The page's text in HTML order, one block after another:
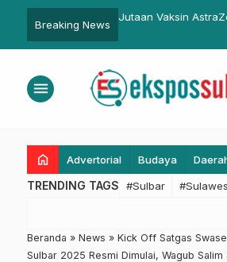
Breaking News
Jutaan Vaksin
Target 2 Juta
menu
home Advertorial Budaya
TRENDING TAGS #Sulbar
Beranda » News » Kick Off Satgas
Sulbar 2025 Resmi Dimulai, Wagub Salim